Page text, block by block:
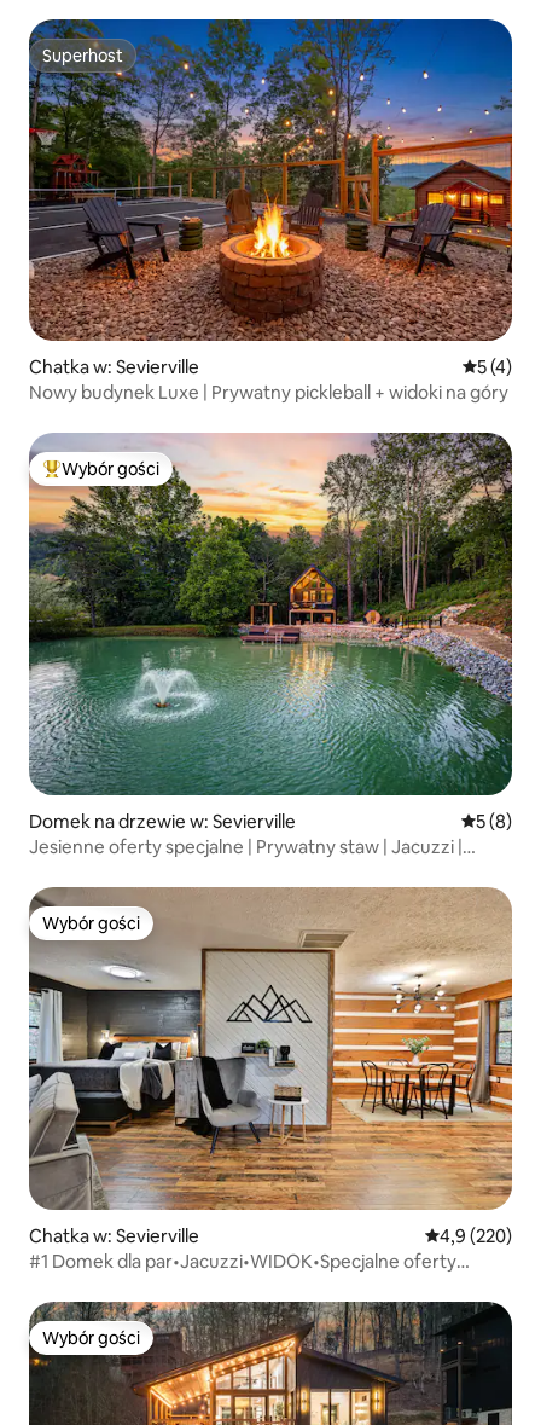
Superhost
Superhost
Chatka w: Sevierville Średnia
5 (4)
Nowy budynek Luxe | Prywatny pickleball + widoki na góry
Najpopularniejsze z kategorii Wybór gości
Wybór gości
Domek na drzewie w: Sevierville Średnia
5 (8)
Jesienne oferty specjalne | Prywatny staw | Jacuzzi |
Wybór gości
Wybór gości
Chatka w: Sevierville Średnia
4,9 (220)
#1 Domek dla par•Jacuzzi•WIDOK•Specjalne oferty
Wybór gości
Wybór gości